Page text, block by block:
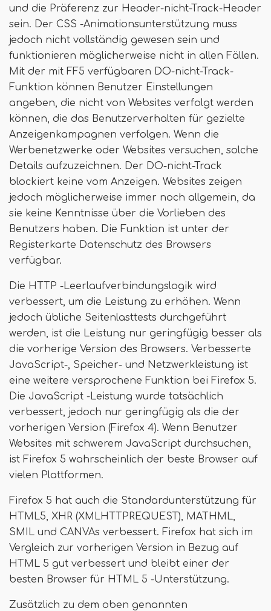
und die Präferenz zur Header-nicht-Track-Header
sein. Der CSS -Animationsunterstützung muss
jedoch nicht vollständig gewesen sein und
funktionieren möglicherweise nicht in allen Fällen.
Mit der mit FF5 verfügbaren DO-nicht-Track-
Funktion können Benutzer Einstellungen
angeben, die nicht von Websites verfolgt werden
können, die das Benutzerverhalten für gezielte
Anzeigenkampagnen verfolgen. Wenn die
Werbenetzwerke oder Websites versuchen, solche
Details aufzuzeichnen. Der DO-nicht-Track
blockiert keine vom Anzeigen. Websites zeigen
jedoch möglicherweise immer noch allgemein, da
sie keine Kenntnisse über die Vorlieben des
Benutzers haben. Die Funktion ist unter der
Registerkarte Datenschutz des Browsers
verfügbar.
Die HTTP -Leerlaufverbindungslogik wird
verbessert, um die Leistung zu erhöhen. Wenn
jedoch übliche Seitenlasttests durchgeführt
werden, ist die Leistung nur geringfügig besser als
die vorherige Version des Browsers. Verbesserte
JavaScript-, Speicher- und Netzwerkleistung ist
eine weitere versprochene Funktion bei Firefox 5.
Die JavaScript -Leistung wurde tatsächlich
verbessert, jedoch nur geringfügig als die der
vorherigen Version (Firefox 4). Wenn Benutzer
Websites mit schwerem JavaScript durchsuchen,
ist Firefox 5 wahrscheinlich der beste Browser auf
vielen Plattformen.
Firefox 5 hat auch die Standardunterstützung für
HTML5, XHR (XMLHTTPREQUEST), MATHML,
SMIL und CANVAs verbessert. Firefox hat sich im
Vergleich zur vorherigen Version in Bezug auf
HTML 5 gut verbessert und bleibt einer der
besten Browser für HTML 5 -Unterstützung.
Zusätzlich zu dem oben genannten